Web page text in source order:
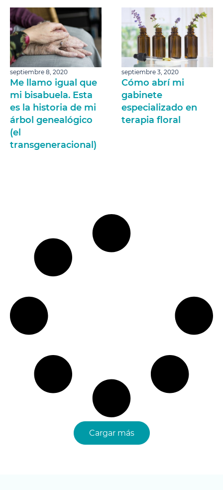
septiembre 8, 2020
Me llamo igual que
mi bisabuela. Esta
es la historia de mi
árbol genealógico
(el
transgeneracional)
septiembre 3, 2020
Cómo abrí mi
gabinete
especializado en
terapia floral
Cargar más